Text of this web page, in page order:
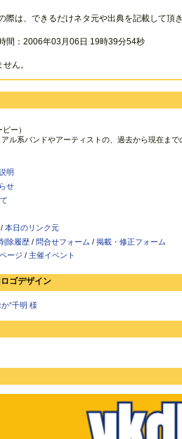
際は、できるだけネタ元や出典を記載して頂
間：2006年03月06日 19時39分54秒
ん。
ー）
ル系バンドやアーティストの、過去から現在まで
明
せ
/ 本日のリンク元
除履歴 / 問合せフォーム / 掲載・修正フォーム
ージ / 主催イベント
ゴデザイン
”千明 様